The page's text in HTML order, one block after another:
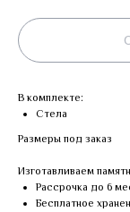
В комплекте:
Стела
Размеры под заказ
Изготавливаем
Рассрочка до 6
Бесплатное